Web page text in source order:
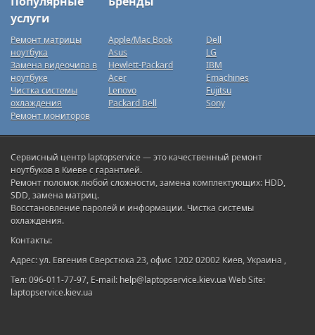
услуги
Ремонт матрицы
ноутбука
Замена видеочипа в
ноутбуке
Чистка системы
охлаждения
Ремонт мониторов
Apple/Mac Book
Asus
Hewlett-Packard
Acer
Lenovo
Packard Bell
Dell
LG
IBM
Emachines
Fujitsu
Sony
Сервисный центр laptopservice — это качественный ремонт
ноутбуков в Киеве с гарантией.
Ремонт поломок любой сложности, замена комплектующих: HDD,
SDD, замена матриц.
Восстановление паролей и информации. Чистка системы
охлаждения.
Контакты:
Адрес: ул. Евгения Сверстюка 23, офис 1202 02002 Киев, Украина ,
Тел: 096-011-77-97, E-mail: help@laptopservice.kiev.ua Web Site:
laptopservice.kiev.ua